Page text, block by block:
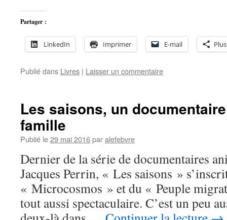
Partager :
LinkedIn Imprimer E-mail Plus
Publié dans Livres | Laisser un commentaire
Les saisons, un
famille
Publié le29 mai 2016paralefebvre
Dernier de la série de documentaires
Jacques Perrin, « Les saisons »
« Microcosmos » et du « Peuple
tout aussi spectaculaire. C’est un peu